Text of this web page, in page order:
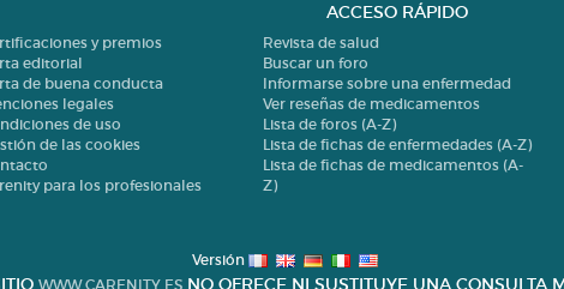
y premios
editorial
de buena conducta
legales
de uso
de las cookies
para los profesionales
ACCESO RÁPIDO
Revista de salud
Buscar un foro
Informarse sobre una enfermedad
Ver reseñas de medicamentos
Lista de foros (A-Z)
Lista de fichas de enfermedades (A-Z)
Lista de fichas de medicamentos (A-
Z)
Versión
WWW.CARENITY.ES NO OFRECE NI SUSTITUYE UNA CONSULTA